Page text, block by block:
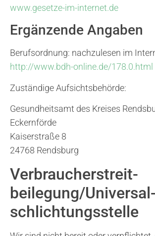
www.gesetze-im-internet.de
Ergänzende Angaben
Berufsordnung: nachzulesen im
http://www.bdh-online.de/178.0.html
Zuständige Aufsichtsbehörde:
Gesundheitsamt des Kreises
Eckernförde
Kaiserstraße 8
24768 Rendsburg
Verbraucher­streit­
beilegung/Universal­
schlichtungs­stelle